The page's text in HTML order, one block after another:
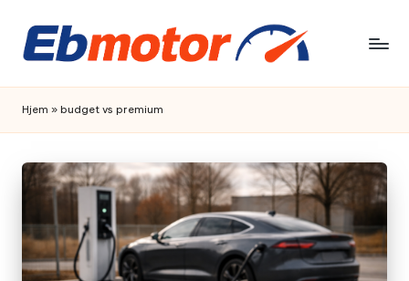
Skip
content
Hjem » budget vs premium